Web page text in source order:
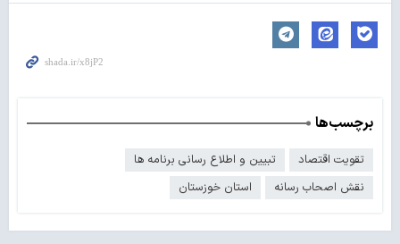
برچسب‌ها
تقویت اقتصاد
تبیین و اطلاع رسانی برنامه ها
نقش اصحاب رسانه
استان خوزستان